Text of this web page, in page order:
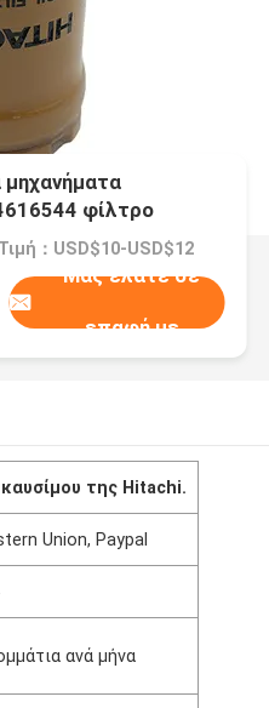
φίλτρο
Τιμή：USD$10-USD$12
Μας ελάτε σε
επαφή με
της Hitachi.
Union, Paypal
ανά μήνα